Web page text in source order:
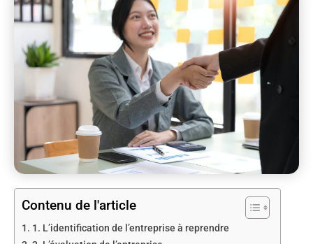
Contenu de l'article
1. L’identification de l’entreprise à reprendre